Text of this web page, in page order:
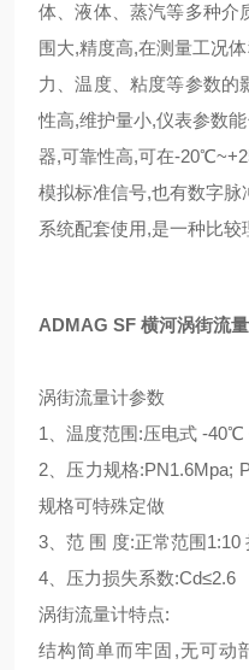
体、液体、蒸汽等多种介
围大,精度高,在测量工况
力、温度、粘度等参数的
性高,维护量小,仪表参数
器,可靠性高,可在-
模拟标准信号,也有数字
系统配套使用,是一种比较
ADMAG SF 横河涡街流
涡街流量计参数
1、温度范围:压电式 -
2、压力规格:PN1.6Mpa;
规格可特殊定做
3、范 围 度:正常范围1:10
4、压力损失系数:Cd≤2.6
涡街流量计特点:
结构简单而牢固,无可动